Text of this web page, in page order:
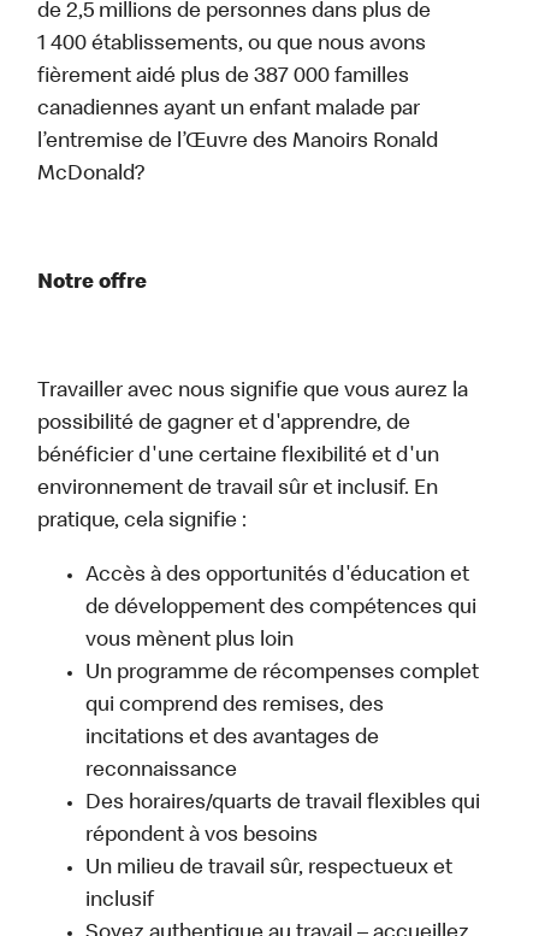
de 2,5 millions de personnes dans plus de
1 400 établissements, ou que nous avons
fièrement aidé plus de 387 000 familles
canadiennes ayant un enfant malade par
l’entremise de l’Œuvre des Manoirs Ronald
McDonald?
Notre offre
Travailler avec nous signifie que vous aurez la
possibilité de gagner et d'apprendre, de
bénéficier d'une certaine flexibilité et d'un
environnement de travail sûr et inclusif. En
pratique, cela signifie :
Accès à des opportunités d'éducation et
de développement des compétences qui
vous mènent plus loin
Un programme de récompenses complet
qui comprend des remises, des
incitations et des avantages de
reconnaissance
Des horaires/quarts de travail flexibles qui
répondent à vos besoins
Un milieu de travail sûr, respectueux et
inclusif